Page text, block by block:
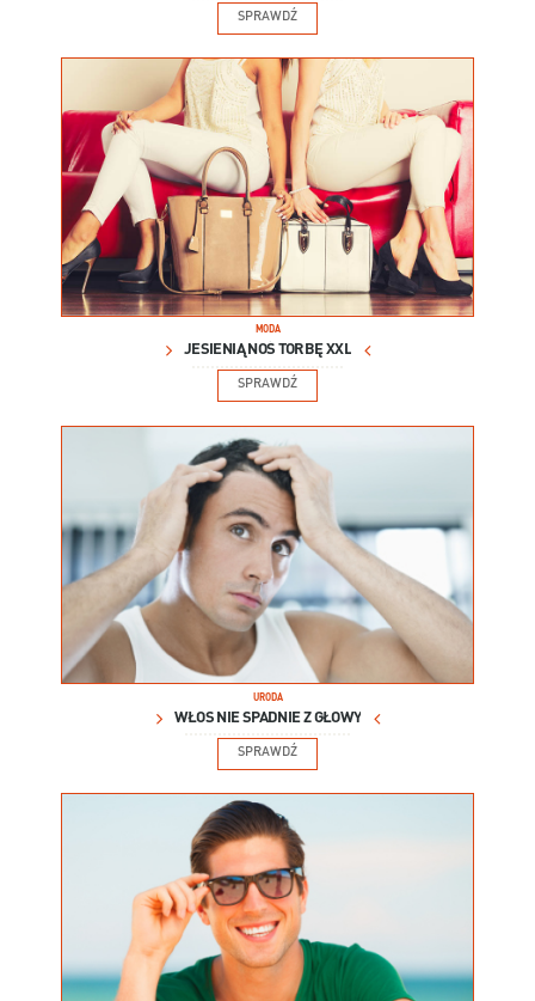
SPRAWDŹ
MODA
JESIENIĄ NOŚ TORBĘ XXL
SPRAWDŹ
URODA
WŁOS NIE SPADNIE Z GŁOWY
SPRAWDŹ